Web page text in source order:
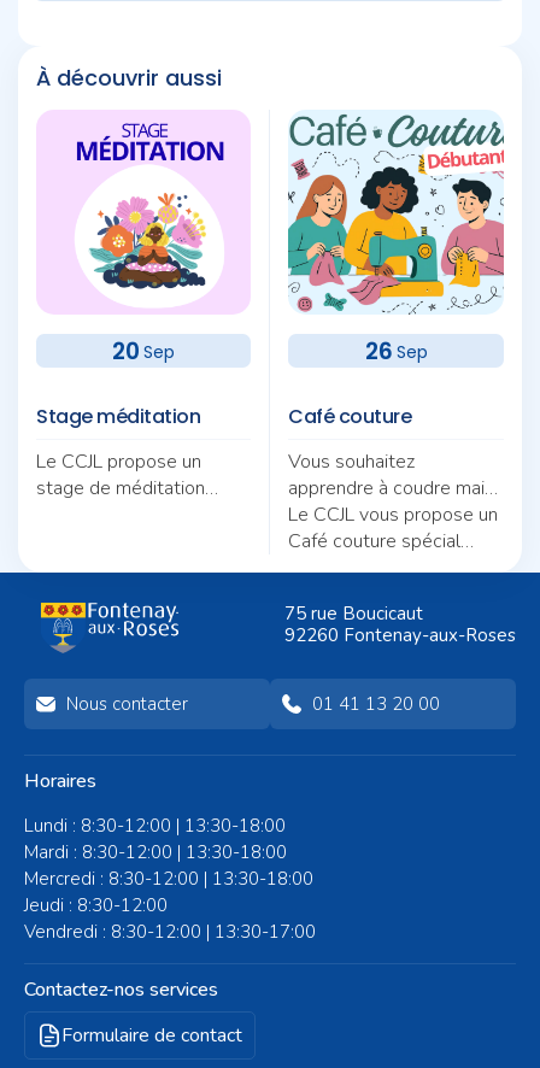
À découvrir aussi
20 Sep
Stage méditation
Le CCJL propose un
stage de méditation
deux fils pour une même
26 Sep
Café couture
Vous souhaitez
apprendre à coudre mais
ne savez pas par où
commencer ?
Le CCJL vous propose un
Café couture spécial
débutants, animé par
75 rue Boucicaut
92260 Fontenay-aux-Roses
Nous contacter 01 41 13 20 00
Horaires
Lundi : 8:30-12:00 | 13:30-18:00
Mardi : 8:30-12:00 | 13:30-18:00
Mercredi : 8:30-12:00 | 13:30-18:00
Jeudi : 8:30-12:00
Vendredi : 8:30-12:00 | 13:30-17:00
Contactez-nos services
Formulaire de contact